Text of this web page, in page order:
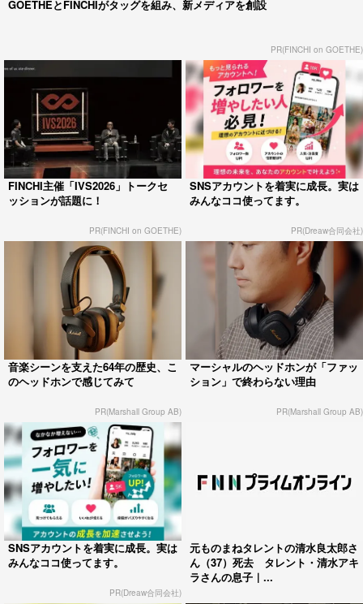
GOETHEとFINCHIがタッグを組み、新メディアを創設
PR(FINCHI on GOETHE)
FINCHI主催「IVS2026」トークセ
ッションが話題に！
PR(FINCHI on GOETHE)
SNSアカウントを着実に成長。実は
みんなココ使ってます。
PR(Dreaw合同会社)
音楽シーンを支えた64年の歴史、こ
のヘッドホンで感じてみて
PR(Marshall Group AB)
マーシャルのヘッドホンが「ファッ
ション」で終わらない理由
PR(Marshall Group AB)
SNSアカウントを着実に成長。実は
みんなココ使ってます。
PR(Dreaw合同会社)
元ものまねタレントの清水良太郎さ
ん（37）死去 タレント・清水アキ
ラさんの息子｜...